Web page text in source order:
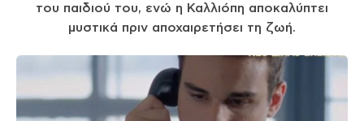
του παιδιού του, ενώ η Καλλιόπη αποκαλύπτει
μυστικά πριν αποχαιρετήσει τη ζωή.